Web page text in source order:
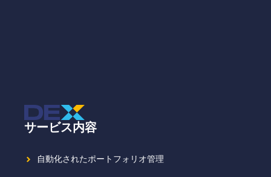
サービス内容
自動化されたポートフォリオ管理